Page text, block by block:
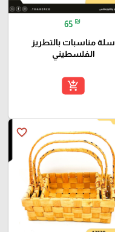
65 ₪
سلة مناسبات بالتطريز
الفلسطيني
add_shopping_cart
favorite_border